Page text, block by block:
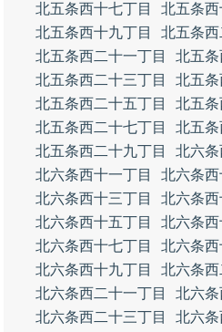
北五条西十七丁目
北五条西
北五条西十九丁目
北五条西
北五条西二十一丁目
北五条
北五条西二十三丁目
北五条
北五条西二十五丁目
北五条
北五条西二十七丁目
北五条
北五条西二十九丁目
北六条
北六条西十一丁目
北六条西
北六条西十三丁目
北六条西
北六条西十五丁目
北六条西
北六条西十七丁目
北六条西
北六条西十九丁目
北六条西
北六条西二十一丁目
北六条
北六条西二十三丁目
北六条